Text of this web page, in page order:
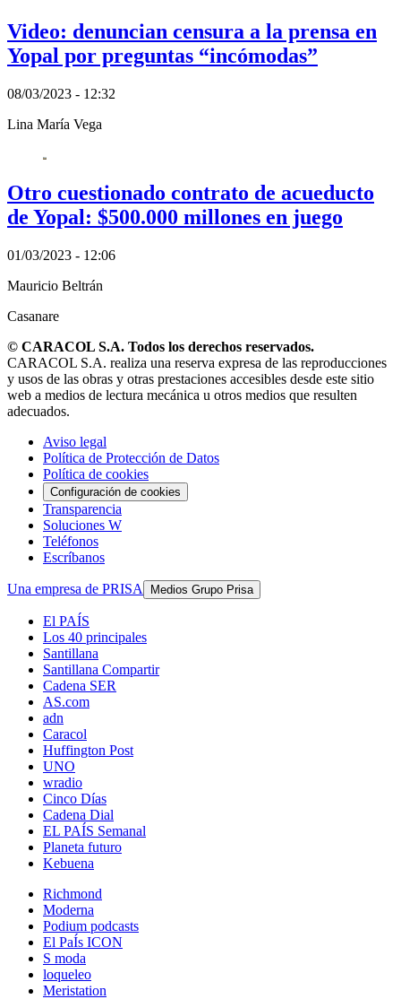
Video: denuncian censura a la prensa en
Yopal por preguntas “incómodas”
08/03/2023 - 12:32
Lina María Vega
Otro cuestionado contrato de acueducto
de Yopal: $500.000 millones en juego
01/03/2023 - 12:06
Mauricio Beltrán
Casanare
© CARACOL S.A. Todos los derechos reservados.
CARACOL S.A. realiza una reserva expresa de las reproducciones
y usos de las obras y otras prestaciones accesibles desde este sitio
web a medios de lectura mecánica u otros medios que resulten
adecuados.
Aviso legal
Política de Protección de Datos
Política de cookies
Configuración de cookies
Transparencia
Soluciones W
Teléfonos
Escríbanos
Una empresa de PRISA Medios Grupo Prisa
El PAÍS
Los 40 principales
Santillana
Santillana Compartir
Cadena SER
AS.com
adn
Caracol
Huffington Post
UNO
wradio
Cinco Días
Cadena Dial
EL PAÍS Semanal
Planeta futuro
Kebuena
Richmond
Moderna
Podium podcasts
El PaÍs ICON
S moda
loqueleo
Meristation